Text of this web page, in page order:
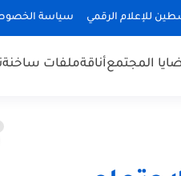
للإعلام الرقمي سياسة
المجتمعأناقةملفات ساخنة